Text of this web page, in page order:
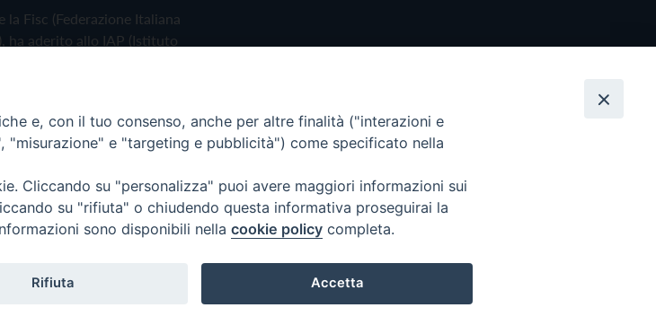
Fisc (Federazione Italiana
ha aderito allo IAP (Istituto
Policy
e, con il tuo consenso, anche per altre finalità ("interazioni e
e "targeting e pubblicità") come specificato nella
Cliccando su "personalizza" puoi avere maggiori informazioni sui
su "rifiuta" o chiudendo questa informativa proseguirai la
sono disponibili nella cookie policy completa.
Rifiuta Accetta